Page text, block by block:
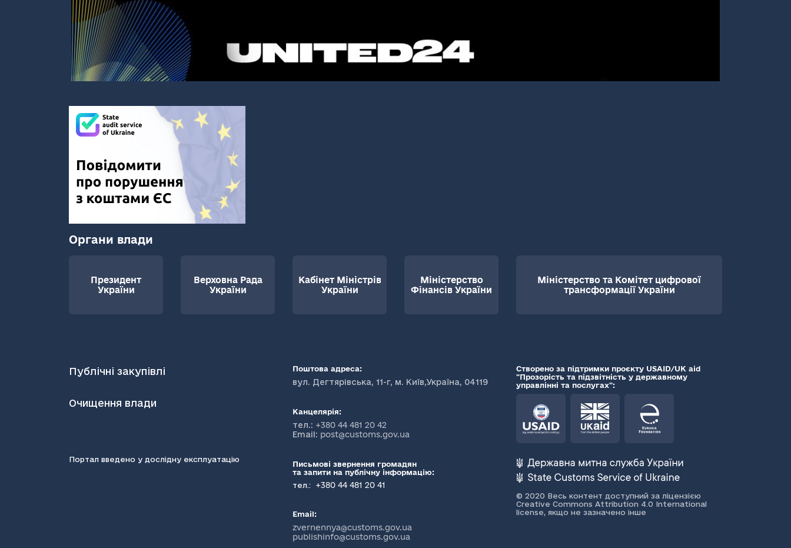
Органи влади
Президент
України
Верховна Рада
України
Кабінет Міністрів
України
Міністерство
Фінансів України
Міністерство та Комітет цифрової
трансформації України
Публічні закупівлі
Очищення влади
Портал введено у дослідну експлуатацію
Поштова адреса:
вул. Дегтярівська, 11-г, м. Київ,Україна, 04119
Канцелярія:
тел.: +380 44 481 20 42
Email: post@customs.gov.ua
Письмові звернення громадян
та запити на публічну інформацію:
тел.:
+380 44 481 20 41
Email:
zvernennya@customs.gov.ua
publishinfo@customs.gov.ua
Створено за підтримки проєкту USAID/UK aid
"Прозорість та підзвітність у державному
управлінні та послугах":
© 2020 Весь контент доступний за ліцензією
Creative Commons Attribution 4.0 International
license, якщо не зазначено інше